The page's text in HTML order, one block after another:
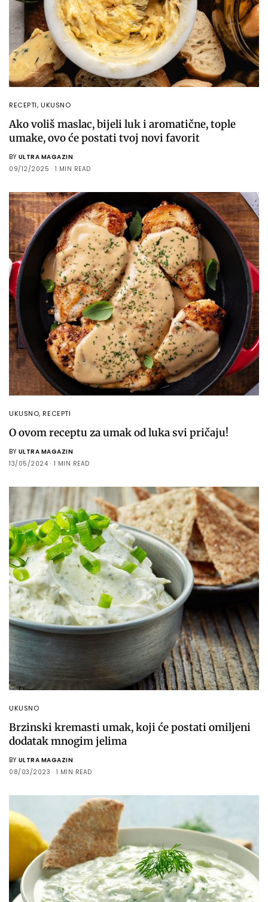
RECEPTI, UKUSNO
Ako voliš maslac, bijeli luk i aromatične, tople
umake, ovo će postati tvoj novi favorit
BY ULTRA MAGAZIN
09/12/2025
1 MIN READ
UKUSNO,RECEPTI
O ovom receptu za umak od luka svi pričaju!
BY ULTRA MAGAZIN
13/05/2024
1 MIN READ
UKUSNO
Brzinski kremasti umak, koji će postati omiljeni
dodatak mnogim jelima
BY ULTRA MAGAZIN
08/03/2023
1 MIN READ